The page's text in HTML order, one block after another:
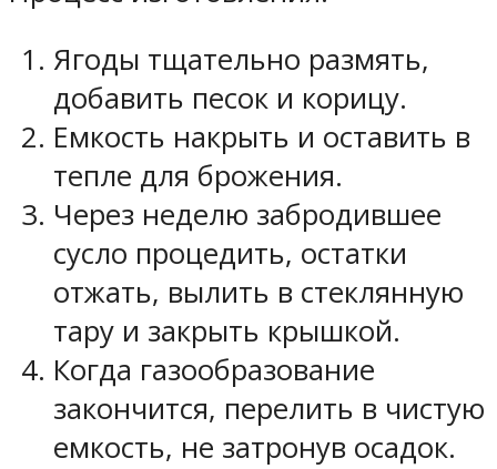
Ягоды тщательно размять,
добавить песок и корицу.
Емкость накрыть и оставить в
тепле для брожения.
Через неделю забродившее
сусло процедить, остатки
отжать, вылить в стеклянную
тару и закрыть крышкой.
Когда газообразование
закончится, перелить в чистую
емкость, не затронув осадок.